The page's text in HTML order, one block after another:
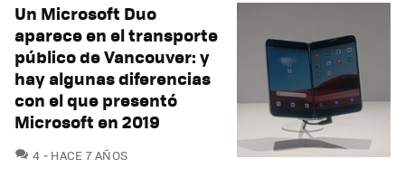
Un Microsoft Duo
aparece en el transporte
público de Vancouver: y
hay algunas diferencias
con el que presentó
Microsoft en 2019
4 COMENTARIOS
HACE 7 AÑOS